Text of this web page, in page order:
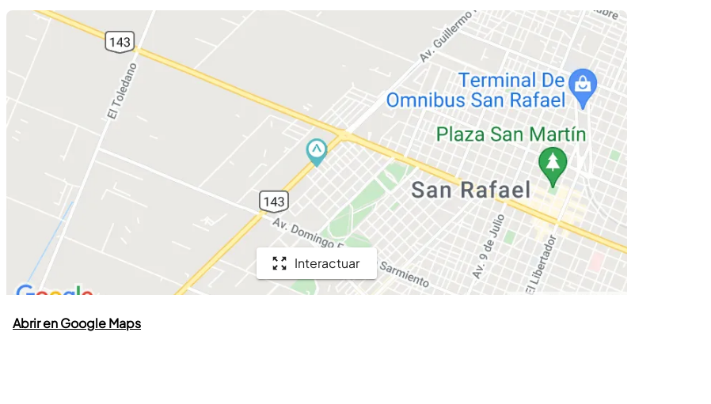
Interactuar
Abrir en Google Maps